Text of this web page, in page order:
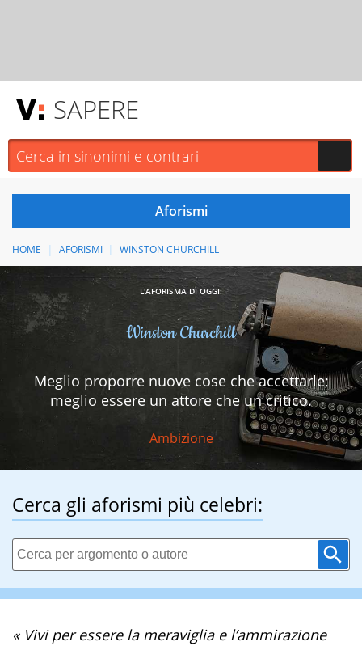
SAPERE
HOME AFORISMI WINSTON CHURCHILL
L'AFORISMA DI OGGI:
Winston Churchill
Meglio proporre nuove cose che accettarle;
meglio essere un attore che un critico.
Ambizione
Cerca gli aforismi più celebri:
« Vivi per essere la meraviglia e l’ammirazione